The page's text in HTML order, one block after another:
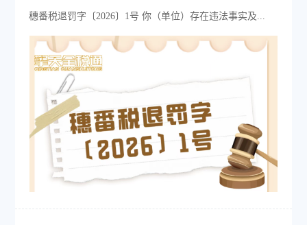
穗番税退罚字〔2026〕1号 你（单位）存在违法事实及...